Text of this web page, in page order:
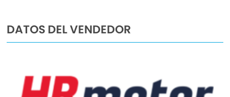
esta manera nos encontramos en Madrid con 4
Málaga con 2 centros. Además, nos podrás
encontrar también en Lleida, Girona, Castellón,
DATOS DEL VENDEDOR